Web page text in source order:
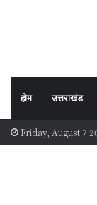
होम उत्तराखंड
Friday, August 7